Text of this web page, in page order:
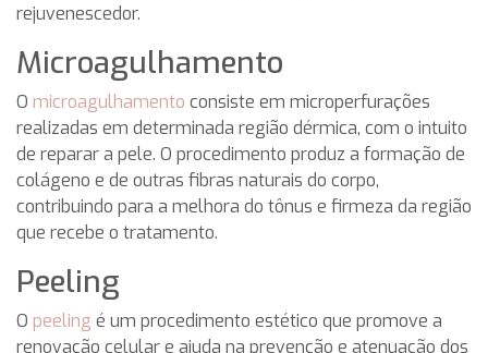
rejuvenescedor.
Microagulhamento
O microagulhamento consiste em microperfurações
realizadas em determinada região dérmica, com o intuito
de reparar a pele. O procedimento produz a formação de
colágeno e de outras fibras naturais do corpo,
contribuindo para a melhora do tônus e firmeza da região
que recebe o tratamento.
Peeling
O peeling é um procedimento estético que promove a
renovação celular e ajuda na prevenção e atenuação dos